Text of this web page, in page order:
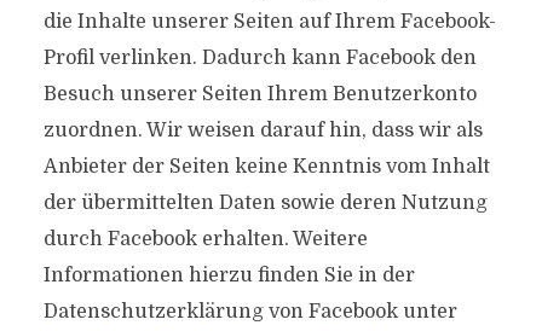
die Inhalte unserer Seiten auf Ihrem Facebook-
Profil verlinken. Dadurch kann Facebook den
Besuch unserer Seiten Ihrem Benutzerkonto
zuordnen. Wir weisen darauf hin, dass wir als
Anbieter der Seiten keine Kenntnis vom Inhalt
der übermittelten Daten sowie deren Nutzung
durch Facebook erhalten. Weitere
Informationen hierzu finden Sie in der
Datenschutzerklärung von Facebook unter